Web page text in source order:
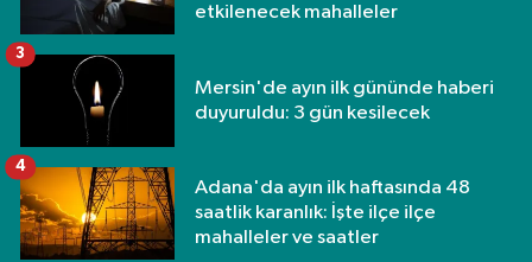
etkilenecek mahalleler
Mersin'de ayın ilk gününde haberi
duyuruldu: 3 gün kesilecek
3
Adana'da ayın ilk haftasında 48
saatlik karanlık: İşte ilçe ilçe
mahalleler ve saatler
4